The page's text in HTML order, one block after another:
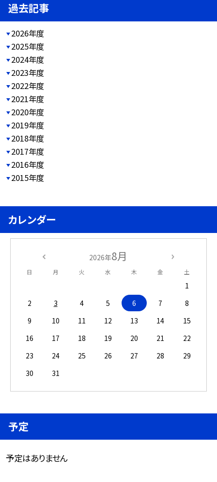
過去記事
2026年度
2025年度
2024年度
2023年度
2022年度
2021年度
2020年度
2019年度
2018年度
2017年度
2016年度
2015年度
カレンダー
2026年8月
日 月 火 水 木 金 土
1
2
3 4 5 6 7
8
9
10 11 12 13 14
15
16
17 18 19 20 21
22
23
24 25 26 27 28
29
30
31
予定
予定はありません